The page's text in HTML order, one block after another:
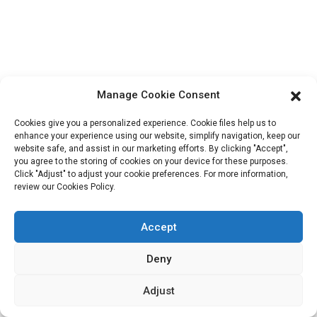
saveur. Elle est
intelligente, axée sur
la performance et
centrée sur la
emballage
de collations.
Notre mission est d'être la meilleure entreprise de commerce
extérieur dans le secteur de l'emballage. Nos valeurs
responsabilité dans la mise en œuvre de la lutte pour le progrès.
Manage Cookie Consent
Cookies give you a personalized experience. Cookie files help us to
enhance your experience using our website, simplify navigation, keep our
website safe, and assist in our marketing efforts. By clicking "Accept",
you agree to the storing of cookies on your device for these purposes.
Click "Adjust" to adjust your cookie preferences. For more information,
review our Cookies Policy.
Accept
Deny
Adjust